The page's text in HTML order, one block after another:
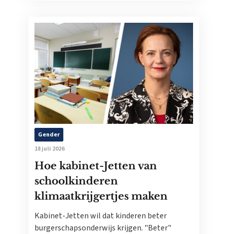
Gender
18 juli 2026
Hoe kabinet-Jetten van
schoolkinderen
klimaatkrijgertjes maken
Kabinet-Jetten wil dat kinderen beter
burgerschapsonderwijs krijgen. "Beter"